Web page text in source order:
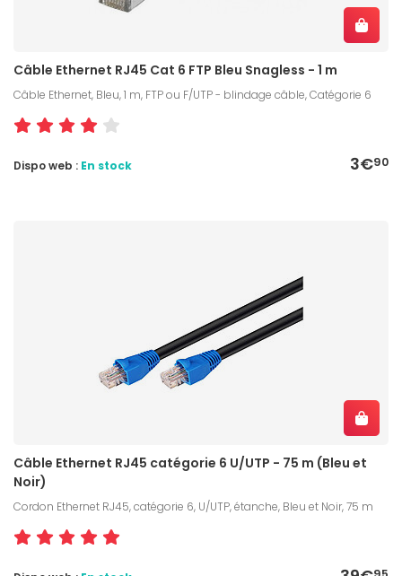
Câble Ethernet RJ45 Cat 6 FTP Bleu Snagless - 1 m
Câble Ethernet, Bleu, 1 m, FTP ou F/UTP - blindage câble, Catégorie 6
3€90
Dispo web : En stock
Câble Ethernet RJ45 catégorie 6 U/UTP - 75 m (Bleu et
Noir)
Cordon Ethernet RJ45, catégorie 6, U/UTP, étanche, Bleu et Noir, 75 m